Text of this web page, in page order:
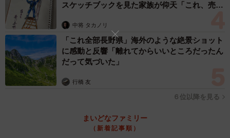
スケッチブックを見た家族が仰天「これ、売れ
中将 タカノリ
「これ全部長野県」海外のような絶景ショット
に感動と反響「離れてからいいところだったん
だって気づいた」
行橋 友
６位以降を見る
まいどなファミリー
（新着記事順）